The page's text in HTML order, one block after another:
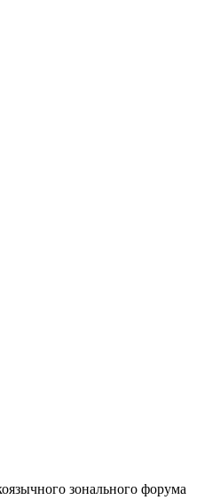
зонального форума